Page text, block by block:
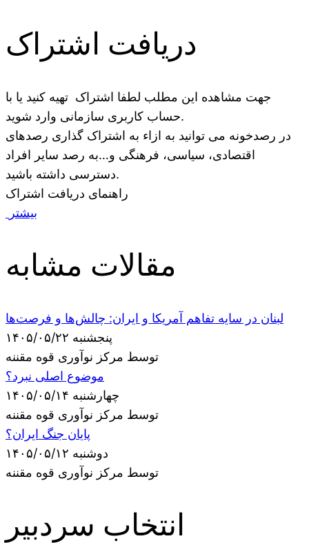
دریافت اشتراک
جهت مشاهده این مطلب لطفا اشتراک تهیه کنید یا با
حساب کاربری سازمانی وارد شوید.
در رصدخونه می توانید به ازاء به اشتراک گذاری رصدهای
اقتصادی، سیاسی، فرهنگی و…به رصد سایر افراد
دسترسی داشته باشید.
راهنمای دریافت اشتراک
بیشتر
مقالات مشابه
لبنان در سایه تفاهم آمریکا و ایران: چالش‌ها و فرصت‌ها
پنجشنبه ۱۴۰۵/۰۵/۲۲
توسط مرکز نوآوری قوه مقننه
موضوع اصلی نبرد؟
چهارشنبه ۱۴۰۵/۰۵/۱۴
توسط مرکز نوآوری قوه مقننه
پایان جنگ ایران؟
دوشنبه ۱۴۰۵/۰۵/۱۲
توسط مرکز نوآوری قوه مقننه
انتخاب سردبیر